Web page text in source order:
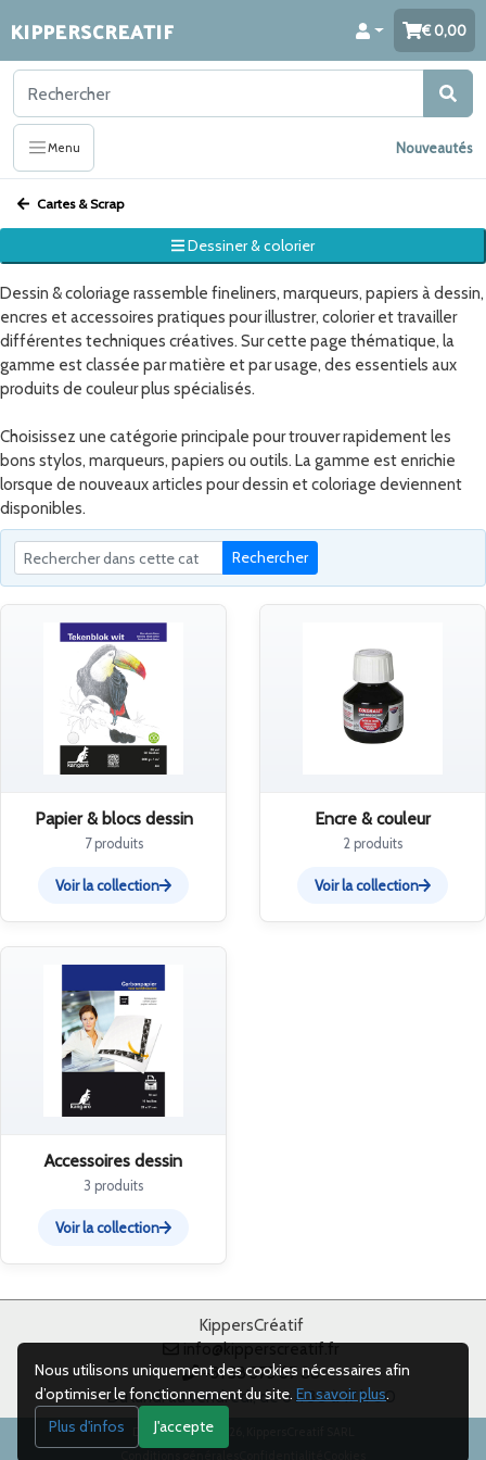
KIPPERSCREATIF 0,00
Menu Nouveautés
Cartes & Scrap
Dessiner & colorier
Dessin & coloriage rassemble fineliners, marqueurs, papiers à dessin,
encres et accessoires pratiques pour illustrer, colorier et travailler
différentes techniques créatives. Sur cette page thématique, la
gamme est classée par matière et par usage, des essentiels aux
produits de couleur plus spécialisés.
Choisissez une catégorie principale pour trouver rapidement les
bons stylos, marqueurs, papiers ou outils. La gamme est enrichie
lorsque de nouveaux articles pour dessin et coloriage deviennent
disponibles.
Rechercher
Papier & blocs dessin
7 produits
Voir la collection
Encre & couleur
2 produits
Voir la collection
Accessoires dessin
3 produits
Voir la collection
KippersCréatif
info@kipperscreatif.fr
+31 38 375 67 88
Du lundi au vendredi, de 8 h 30 à 17 h 00
Droits d’auteur 2026, KippersCreatif SARL
Nous utilisons uniquement des cookies nécessaires afin
d’optimiser le fonctionnement du site. En savoir plus.
Plus d'infos
J'accepte